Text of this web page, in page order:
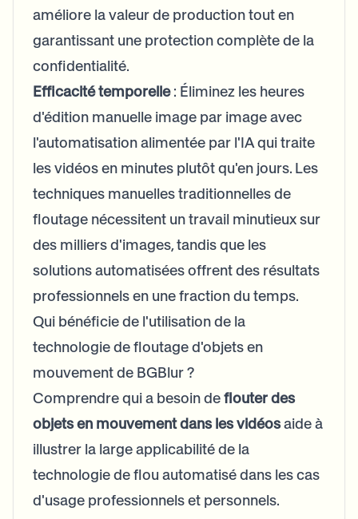
améliore la valeur de production tout en
garantissant une protection complète de la
confidentialité.
Efficacité temporelle: Éliminez les heures
d'édition manuelle image par image avec
l'automatisation alimentée par l'IA qui traite
les vidéos en minutes plutôt qu'en jours. Les
techniques manuelles traditionnelles de
floutage nécessitent un travail minutieux sur
des milliers d'images, tandis que les
solutions automatisées offrent des résultats
professionnels en une fraction du temps.
Qui bénéficie de l'utilisation de la
technologie de floutage d'objets en
mouvement de BGBlur ?
Comprendre qui a besoin deflouter des
objets en mouvement dans les vidéosaide à
illustrer la large applicabilité de la
technologie de flou automatisé dans les cas
d'usage professionnels et personnels.